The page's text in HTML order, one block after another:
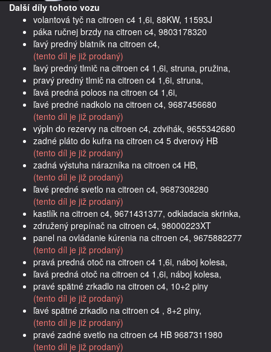
Další díly tohoto vozu
volantová tyč na citroen c4 1,6i, 88KW, 11593J
páka ručnej brzdy na citroen c4, 9803178320
ľavý predný blatník na citroen c4,
(tento díl je již prodaný)
ľavý predný tlmič na citroen c4 1,6i, struna, pružina,
pravý predný tlmič na citroen c4 1,6i, struna,
ľavá predná poloos na citroen c4 1,6i,
ľavé predné nadkolo na citroen c4, 9687456680
(tento díl je již prodaný)
výpln do rezervy na citroen c4, zdvihák, 9655342680
zadné pláto do kufra na citroen c4 5 dverový HB
(tento díl je již prodaný)
zadná výstuha nárazníka na citroen c4 HB,
(tento díl je již prodaný)
ľavé predné svetlo na citroen c4, 9687308280
(tento díl je již prodaný)
kastlík na citroen c4, 9671431377, odkladacia skrinka,
združený prepínač na citroen c4, 98000223XT
panel na ovládanie kúrenia na citroen c4, 9675882277
(tento díl je již prodaný)
pravá predná otoč na citroen c4 1,6i, náboj kolesa,
ľavá predná otoč na citroen c4 1,6i, náboj kolesa,
pravé spätné zrkadlo na citroen c4, 10+2 piny
(tento díl je již prodaný)
ľavé spätné zrkadlo na citroen c4 , 8+2 piny,
(tento díl je již prodaný)
pravé zadné svetlo na citroen c4 HB 9687311980
(tento díl je již prodaný)